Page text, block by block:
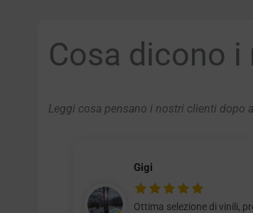
Cosa dicono
Leggi cosa pensano i nostri clienti dopo
Gigi
Ottima selezione di vinili,